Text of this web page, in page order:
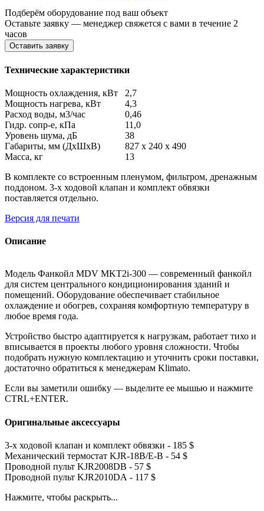
Подберём оборудование под ваш объект
Оставьте заявку — менеджер свяжется с вами в течение 2
часов
Оставить заявку
Технические характеристики
Мощность охлаждения, кВт 2,7
Мощность нагрева, кВт
4,3
Расход воды, м3/час
0,46
Гидр. сопр-е, кПа
11,0
Уровень шума, дБ
38
Габариты, мм (ДхШхВ)
827 x 240 x 490
Масса, кг
13
В комплекте со встроенным пленумом, фильтром, дренажным
поддоном. 3-х ходовой клапан и комплект обвязки
поставляется отдельно.
Версия для печати
Описание
Модель Фанкойл MDV MKT2i-300 — современный фанкойл
для систем центрального кондиционирования зданий и
помещений. Оборудование обеспечивает стабильное
охлаждение и обогрев, сохраняя комфортную температуру в
любое время года.
Устройство быстро адаптируется к нагрузкам, работает тихо и
вписывается в проекты любого уровня сложности. Чтобы
подобрать нужную комплектацию и уточнить сроки поставки,
достаточно обратиться к менеджерам Klimato.
Если вы заметили ошибку — выделите ее мышью и нажмите
CTRL+ENTER.
Оригинальные аксессуары
3-х ходовой клапан и комплект обвязки - 185 $
Механический термостат KJR-18B/E-B - 54 $
Проводной пульт KJR2008DB - 57 $
Проводной пульт KJR2010DА - 117 $
Нажмите, чтобы раскрыть...